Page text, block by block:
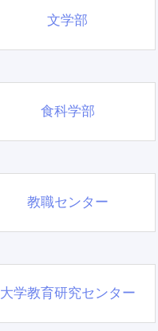
文学部
食科学部
教職センター
大学教育研究センター